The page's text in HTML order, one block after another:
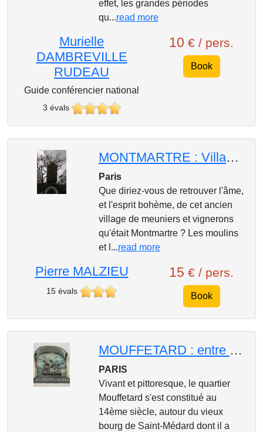
effet, les grandes périodes
qu...read more
Murielle
DAMBREVILLE
RUDEAU
Guide conférencier national
3 évals
10 € / pers.
Book
MONTMARTRE : Village Champêtre et Bohême
Paris
Que diriez-vous de retrouver l'âme,
et l'esprit bohème, de cet ancien
village de meuniers et vignerons
qu'était Montmartre ? Les moulins
et l...read more
Pierre MALZIEU
15 évals
15 € / pers.
Book
MOUFFETARD : entre passé, modernité et diversité
PARIS
Vivant et pittoresque, le quartier
Mouffetard s'est constitué au
14ème siècle, autour du vieux
bourg de Saint-Médard dont il a